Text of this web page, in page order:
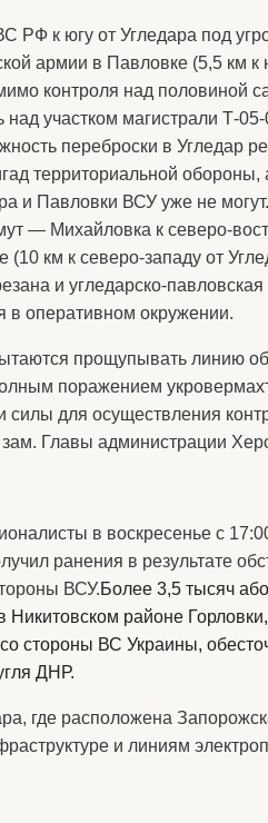
РФ к югу от Угледара под
армии в Павловке (5,5 км
контроля над половиной
над участком магистрали Т-
переброски в Угледар
территориальной
и Павловки ВСУ уже не
— Михайловка к северо-
(10 км к северо-западу от
и угледарско-
в оперативном окружении.
прощупывать линию
поражением
силы для осуществления
Главы администрации
в воскресенье с
ранения в результате
ВСУ.Более 3,5 тысяч
районе
стороны ВС Украины,
ДНР.
где расположена
и линиям